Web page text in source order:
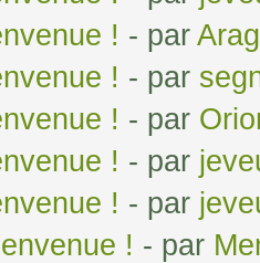
! - par
! - par
! - par
! - par
! - par
! - par